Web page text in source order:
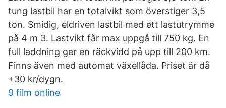
tung lastbil har en totalvikt som överstiger 3,5
ton. Smidig, eldriven lastbil med ett lastutrymme
på 4 m 3. Lastvikt får max uppgå till 750 kg. En
full laddning ger en räckvidd på upp till 200 km.
Finns även med automat växellåda. Priset är då
+30 kr/dygn.
9 film online